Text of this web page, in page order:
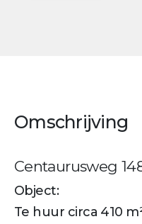
Omschrijving
Centaurusweg
Object:
Te huur circa 410